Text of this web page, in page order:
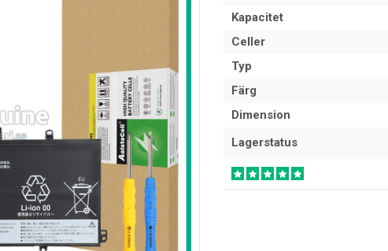
Kapacitet
Celler
Typ
Färg
Dimension
Lagerstatus